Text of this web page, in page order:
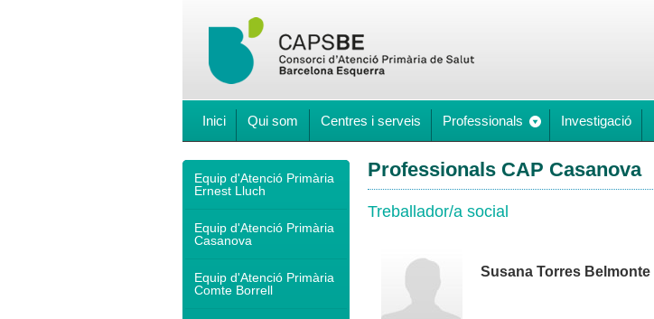
Inici Qui som Centres i serveis Professionals Investigació
Equip d'Atenció Primària
Ernest Lluch
Equip d'Atenció Primària
Casanova
Equip d'Atenció Primària
Comte Borrell
Professionals CAP Casanova
Treballador/a social
Susana Torres Belmonte